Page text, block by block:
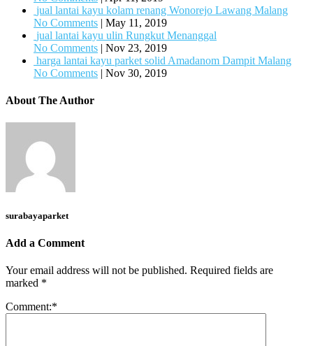
jual lantai kayu kolam renang Wonorejo Lawang Malang
No Comments | May 11, 2019
jual lantai kayu ulin Rungkut Menanggal
No Comments | Nov 23, 2019
harga lantai kayu parket solid Amadanom Dampit Malang
No Comments | Nov 30, 2019
About The Author
surabayaparket
Add a Comment
Your email address will not be published. Required fields are
marked *
Comment:*